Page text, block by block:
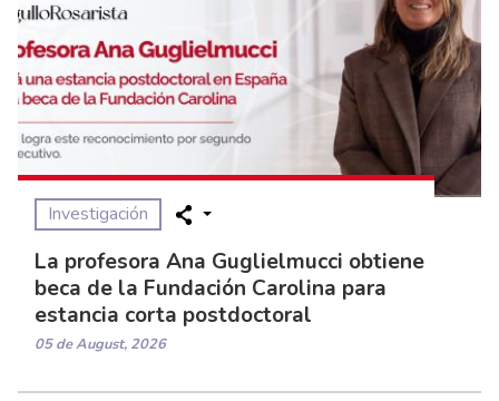
Investigación
La profesora Ana Guglielmucci obtiene
beca de la Fundación Carolina para
estancia corta postdoctoral
05 de August, 2026